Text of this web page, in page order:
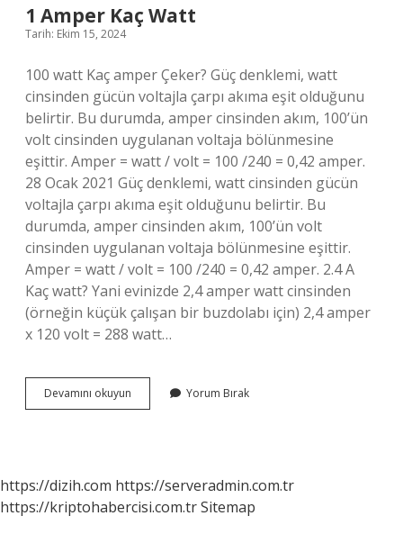
1 Amper Kaç Watt
Tarih: Ekim 15, 2024
100 watt Kaç amper Çeker? Güç denklemi, watt
cinsinden gücün voltajla çarpı akıma eşit olduğunu
belirtir. Bu durumda, amper cinsinden akım, 100’ün
volt cinsinden uygulanan voltaja bölünmesine
eşittir. Amper = watt / volt = 100 /240 = 0,42 amper.
28 Ocak 2021 Güç denklemi, watt cinsinden gücün
voltajla çarpı akıma eşit olduğunu belirtir. Bu
durumda, amper cinsinden akım, 100’ün volt
cinsinden uygulanan voltaja bölünmesine eşittir.
Amper = watt / volt = 100 /240 = 0,42 amper. 2.4 A
Kaç watt? Yani evinizde 2,4 amper watt cinsinden
(örneğin küçük çalışan bir buzdolabı için) 2,4 amper
x 120 volt = 288 watt…
Devamını okuyun
Amper
Yorum Bırak
https://dizih.com https://serveradmin.com.tr
https://kriptohabercisi.com.trSitemap